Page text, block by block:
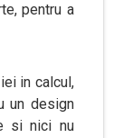
pentru a
in calcul,
un design
si nici nu